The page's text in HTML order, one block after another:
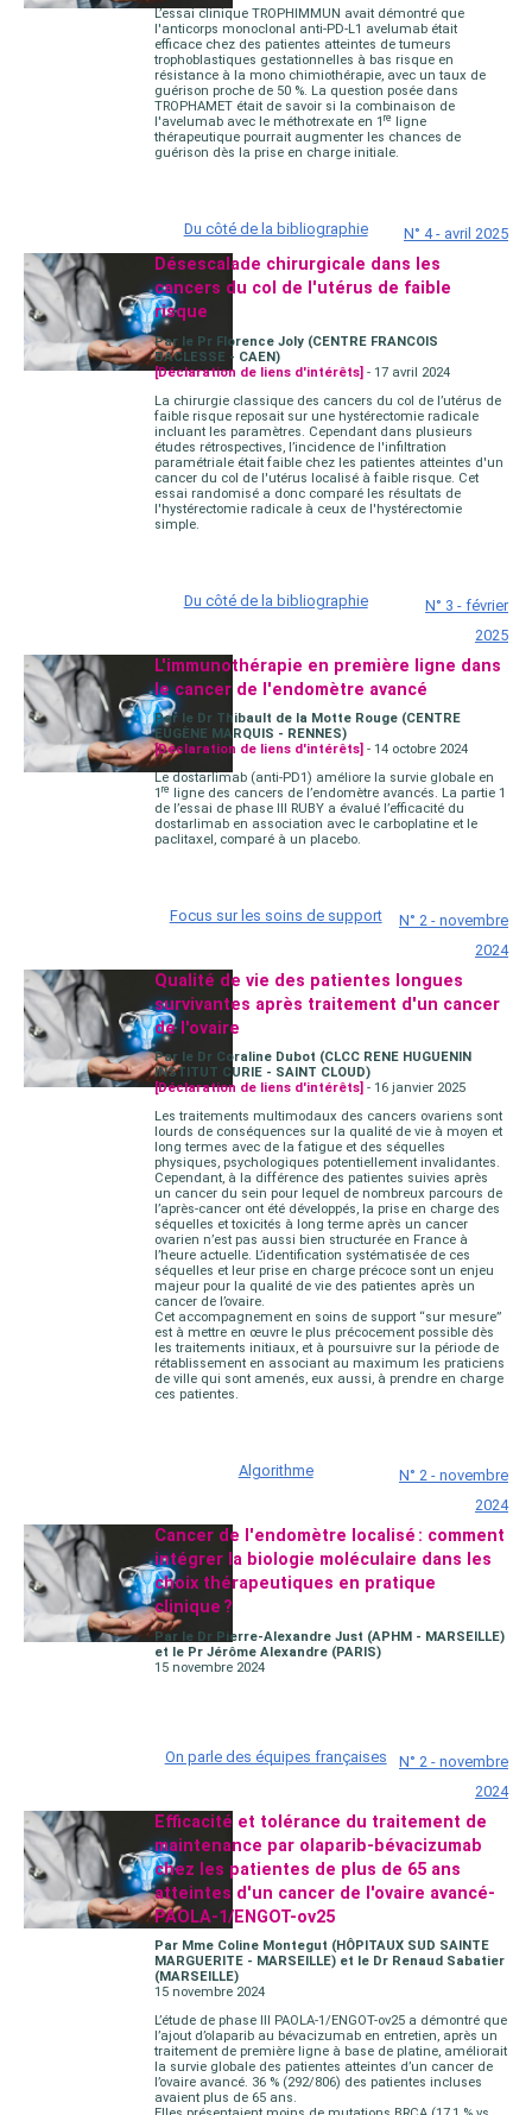
L’essai clinique TROPHIMMUN avait démontré que
l'anticorps monoclonal anti-PD-L1 avelumab était
efficace chez des patientes atteintes de tumeurs
trophoblastiques gestationnelles à bas risque en
résistance à la mono chimiothérapie, avec un taux de
guérison proche de 50 %. La question posée dans
TROPHAMET était de savoir si la combinaison de
l'avelumab avec le méthotrexate en 1re
ligne
thérapeutique pourrait augmenter les chances de
guérison dès la prise en charge initiale.
Du côté de la bibliographie N° 4 - avril 2025
Désescalade chirurgicale dans les
cancers du col de l'utérus de faible
risque
Par le Pr Florence Joly (CENTRE FRANCOIS
BACLESSE - CAEN)
[Déclaration de liens d'intérêts]- 17 avril 2024
La chirurgie classique des cancers du col de l’utérus de
faible risque reposait sur une hystérectomie radicale
incluant les paramètres. Cependant dans plusieurs
études rétrospectives, l’incidence de l'infiltration
paramétriale était faible chez les patientes atteintes d'un
cancer du col de l'utérus localisé à faible risque. Cet
essai randomisé a donc comparé les résultats de
l'hystérectomie radicale à ceux de l'hystérectomie
simple.
Du côté de la bibliographie
N° 3 - février
2025
L'immunothérapie en première ligne dans
le cancer de l'endomètre avancé
Par le Dr Thibault de la Motte Rouge (CENTRE
EUGÈNE MARQUIS - RENNES)
[Déclaration de liens d'intérêts]- 14 octobre 2024
Le dostarlimab (anti-PD1) améliore la survie globale en
1re
ligne des cancers de l’endomètre avancés. La partie 1
de l’essai de phase III RUBY a évalué l’efficacité du
dostarlimab en association avec le carboplatine et le
paclitaxel, comparé à un placebo.
Focus sur les soins de support
N° 2 - novembre
2024
Qualité de vie des patientes longues
survivantes après traitement d'un cancer
de l'ovaire
Par le Dr Coraline Dubot (CLCC RENE HUGUENIN
INSTITUT CURIE - SAINT CLOUD)
[Déclaration de liens d'intérêts]- 16 janvier 2025
Les traitements multimodaux des cancers ovariens sont
lourds de conséquences sur la qualité de vie à moyen et
long termes avec de la fatigue et des séquelles
physiques, psychologiques potentiellement invalidantes.
Cependant, à la différence des patientes suivies après
un cancer du sein pour lequel de nombreux parcours de
l’après-cancer ont été développés, la prise en charge des
séquelles et toxicités à long terme après un cancer
ovarien n’est pas aussi bien structurée en France à
l’heure actuelle. L’identification systématisée de ces
séquelles et leur prise en charge précoce sont un enjeu
majeur pour la qualité de vie des patientes après un
cancer de l’ovaire.
Cet accompagnement en soins de support “sur mesure”
est à mettre en œuvre le plus précocement possible dès
les traitements initiaux, et à poursuivre sur la période de
rétablissement en associant au maximum les praticiens
de ville qui sont amenés, eux aussi, à prendre en charge
ces patientes.
Algorithme
N° 2 - novembre
2024
Cancer de l'endomètre localisé : comment
intégrer la biologie moléculaire dans les
choix thérapeutiques en pratique
clinique ?
Par le Dr Pierre-Alexandre Just (APHM - MARSEILLE)
et le Pr Jérôme Alexandre (PARIS)
15 novembre 2024
On parle des équipes françaises
N° 2 - novembre
2024
Efficacité et tolérance du traitement de
maintenance par olaparib-bévacizumab
chez les patientes de plus de 65 ans
atteintes d'un cancer de l'ovaire avancé-
PAOLA-1/ENGOT-ov25
Par Mme Coline Montegut (HÔPITAUX SUD SAINTE
MARGUERITE - MARSEILLE) et le Dr Renaud Sabatier
(MARSEILLE)
15 novembre 2024
L’étude de phase III PAOLA-1/ENGOT-ov25 a démontré que
l’ajout d’olaparib au bévacizumab en entretien, après un
traitement de première ligne à base de platine, améliorait
la survie globale des patientes atteintes d’un cancer de
l’ovaire avancé. 36 % (292/806) des patientes incluses
avaient plus de 65 ans.